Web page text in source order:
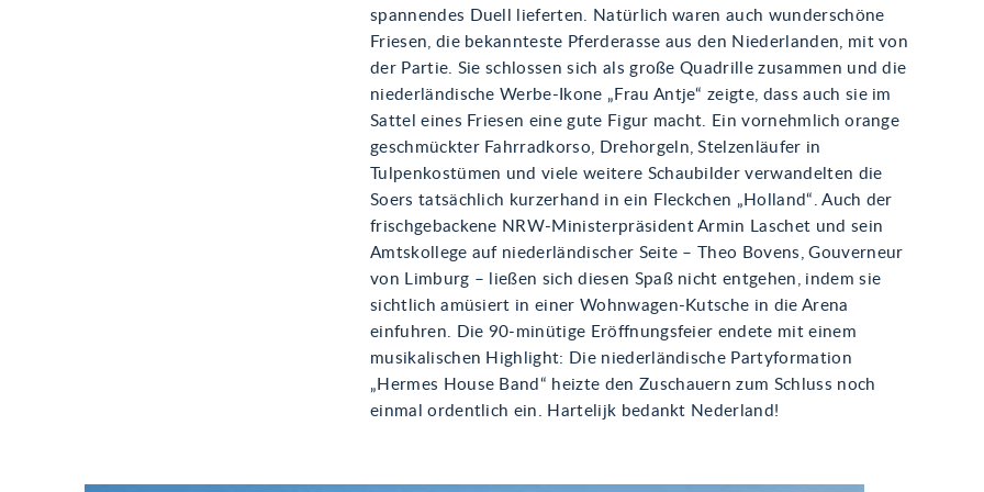
spannendes Duell lieferten. Natürlich waren auch wunderschöne
Friesen, die bekannteste Pferderasse aus den Niederlanden, mit von
der Partie. Sie schlossen sich als große Quadrille zusammen und die
niederländische Werbe-Ikone „Frau Antje“ zeigte, dass auch sie im
Sattel eines Friesen eine gute Figur macht. Ein vornehmlich orange
geschmückter Fahrradkorso, Drehorgeln, Stelzenläufer in
Tulpenkostümen und viele weitere Schaubilder verwandelten die
Soers tatsächlich kurzerhand in ein Fleckchen „Holland“. Auch der
frischgebackene NRW-Ministerpräsident Armin Laschet und sein
Amtskollege auf niederländischer Seite – Theo Bovens, Gouverneur
von Limburg – ließen sich diesen Spaß nicht entgehen, indem sie
sichtlich amüsiert in einer Wohnwagen-Kutsche in die Arena
einfuhren. Die 90-minütige Eröffnungsfeier endete mit einem
musikalischen Highlight: Die niederländische Partyformation
„Hermes House Band“ heizte den Zuschauern zum Schluss noch
einmal ordentlich ein. Hartelijk bedankt Nederland!